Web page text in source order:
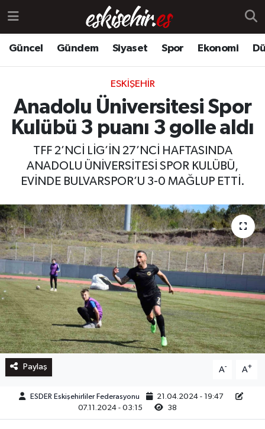
Güncel Gündem Siyaset Spor Ekonomi
ESKIŞEHIR
Anadolu Üniversitesi Spor
Kulübü 3 puanı 3 golle aldı
TFF 2’NCİ LİG’İN 27’NCİ HAFTASINDA
ANADOLU ÜNİVERSİTESİ SPOR KULÜBÜ,
EVİNDE BULVARSPOR’U 3-0 MAĞLUP ETTİ.
Paylaş A- A+
ESDER Eskişehirliler Federasyonu
21.04.2024 - 19:47
07.11.2024 - 03:15
38